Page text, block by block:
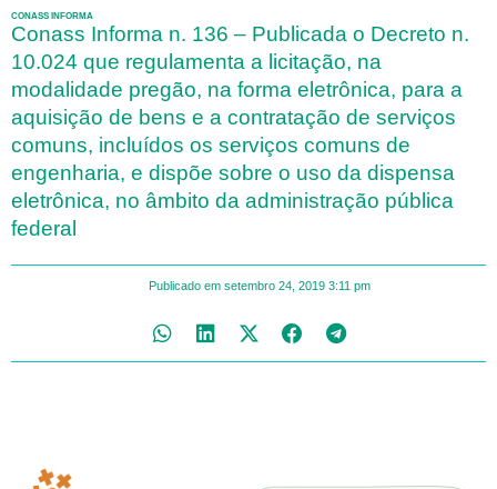
CONASS INFORMA
Conass Informa n. 136 – Publicada o Decreto n.
10.024 que regulamenta a licitação, na
modalidade pregão, na forma eletrônica, para a
aquisição de bens e a contratação de serviços
comuns, incluídos os serviços comuns de
engenharia, e dispõe sobre o uso da dispensa
eletrônica, no âmbito da administração pública
federal
Publicado em setembro 24, 2019 3:11 pm